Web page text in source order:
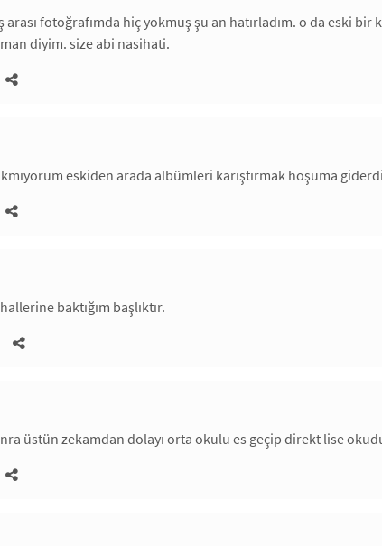
arası fotoğrafımda hiç yokmuş şu an hatırladım. o da eski bir
diyim. size abi nasihati.
eskiden arada albümleri karıştırmak hoşuma
baktığım başlıktır.
üstün zekamdan dolayı orta okulu es geçip direkt lise